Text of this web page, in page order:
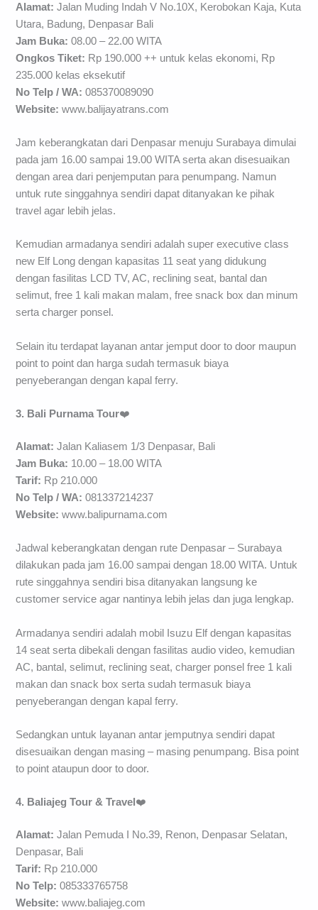
Alamat: Jalan Muding Indah V No.10X, Kerobokan Kaja, Kuta
Utara, Badung, Denpasar Bali
Jam Buka: 08.00 – 22.00 WITA
Ongkos Tiket: Rp 190.000 ++ untuk kelas ekonomi, Rp
235.000 kelas eksekutif
No Telp / WA: 085370089090
Website: www.balijayatrans.com
Jam keberangkatan dari Denpasar menuju Surabaya dimulai
pada jam 16.00 sampai 19.00 WITA serta akan disesuaikan
dengan area dari penjemputan para penumpang. Namun
untuk rute singgahnya sendiri dapat ditanyakan ke pihak
travel agar lebih jelas.
Kemudian armadanya sendiri adalah super executive class
new Elf Long dengan kapasitas 11 seat yang didukung
dengan fasilitas LCD TV, AC, reclining seat, bantal dan
selimut, free 1 kali makan malam, free snack box dan minum
serta charger ponsel.
Selain itu terdapat layanan antar jemput door to door maupun
point to point dan harga sudah termasuk biaya
penyeberangan dengan kapal ferry.
3. Bali Purnama Tour❤️
Alamat: Jalan Kaliasem 1/3 Denpasar, Bali
Jam Buka: 10.00 – 18.00 WITA
Tarif: Rp 210.000
No Telp / WA:081337214237
Website: www.balipurnama.com
Jadwal keberangkatan dengan rute Denpasar – Surabaya
dilakukan pada jam 16.00 sampai dengan 18.00 WITA. Untuk
rute singgahnya sendiri bisa ditanyakan langsung ke
customer service agar nantinya lebih jelas dan juga lengkap.
Armadanya sendiri adalah mobil Isuzu Elf dengan kapasitas
14 seat serta dibekali dengan fasilitas audio video, kemudian
AC, bantal, selimut, reclining seat, charger ponsel free 1 kali
makan dan snack box serta sudah termasuk biaya
penyeberangan dengan kapal ferry.
Sedangkan untuk layanan antar jemputnya sendiri dapat
disesuaikan dengan masing – masing penumpang. Bisa point
to point ataupun door to door.
4. Baliajeg Tour & Travel ❤️
Alamat: Jalan Pemuda I No.39, Renon, Denpasar Selatan,
Denpasar, Bali
Tarif: Rp 210.000
No Telp: 085333765758
Website: www.baliajeg.com